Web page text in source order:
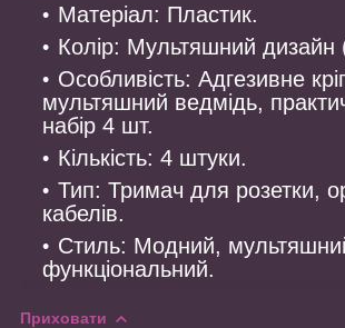
Матеріал: Пластик.
Колір: Мультяшний дизайн
Особливість: Адгезивне
мультяшний ведмідь,
набір 4 шт.
Кількість: 4 штуки.
Тип: Тримач для розетки,
кабелів.
Стиль: Модний,
функціональний.
Приховати